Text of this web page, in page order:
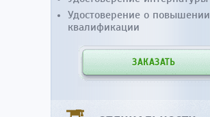
Удостоверение о повышении
квалификации
ЗАКАЗАТЬ